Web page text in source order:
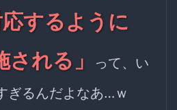
するように
れる」
って、い
ぎるんだよなあ…ｗ